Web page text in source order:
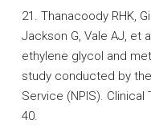
21. Thanacoody RHK,
Jackson G, Vale AJ, et
ethylene glycol and
study conducted by
Service (NPIS). Clinical
40.